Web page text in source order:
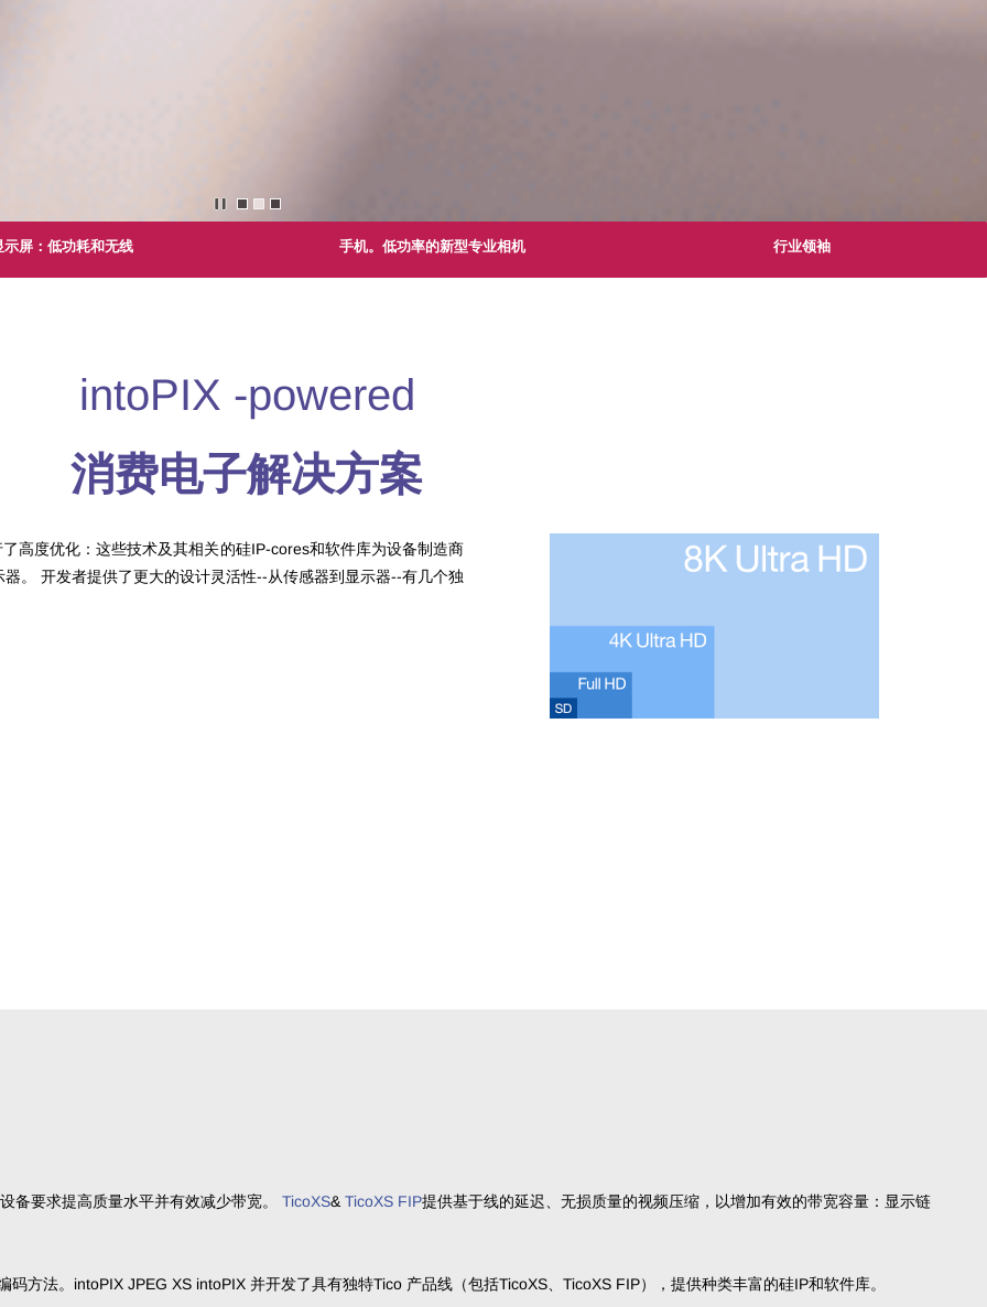
示屏：低功耗和无线 手机。低功率的新型专业相机 行业领袖
intoPIX -powered
消费电子解决方案
高度优化：这些技术及其相关的硅IP-cores和软件库为设备制造商
。 开发者提供了更大的设计灵活性--从传感器到显示器--有几个独
备要求提高质量水平并有效减少带宽。 TicoXS& TicoXS FIP提供基于线的延迟、无损质量的视频压缩，以增加有效的带宽容量：显示链
方法。intoPIX JPEG XS intoPIX 并开发了具有独特Tico 产品线（包括TicoXS、TicoXS FIP），提供种类丰富的硅IP和软件库。